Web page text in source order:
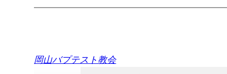
岡山バプテスト教会